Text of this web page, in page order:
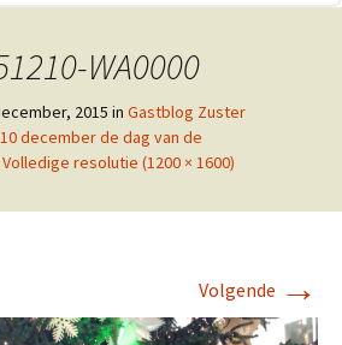
WA0000
2015 in Gastblog Zuster
december de dag van de
Volledige resolutie (1200 × 1600)
Volgende →